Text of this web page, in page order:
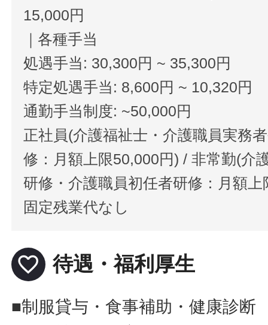
15,000円
｜各種手当
処遇手当: 30,300円 ~ 35,300円
特定処遇手当: 8,600円 ~ 10,320円
通勤手当制度: ~50,000円
正社員(介護福祉士・介護職員実務
修：月額上限50,000円) / 非常勤(介
研修・介護職員初任者研修：月額上
固定残業代なし
favorite_border 待遇・福利厚生
■制服貸与・食事補助・健康診断